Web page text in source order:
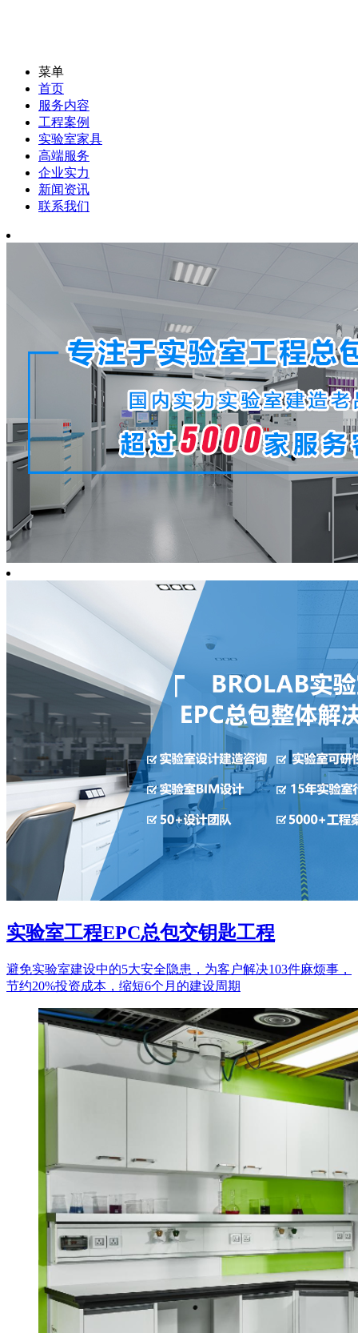
菜单
首页
服务内容
工程案例
实验室家具
高端服务
企业实力
新闻资讯
联系我们
实验室工程EPC总包交钥匙工程
避免实验室建设中的5大安全隐患，为客户解决103件麻烦事，
节约20%投资成本，缩短6个月的建设周期